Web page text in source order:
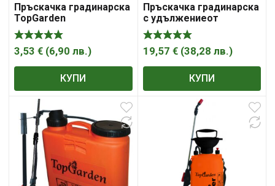
Пръскачка градинарска
TopGarden
3,53 € (6,90 лв.)
КУПИ
Пръскачка градинарска
с удължениеот
неръждаема стомана
TopGarden 380310
19,57 € (38,28 лв.)
КУПИ